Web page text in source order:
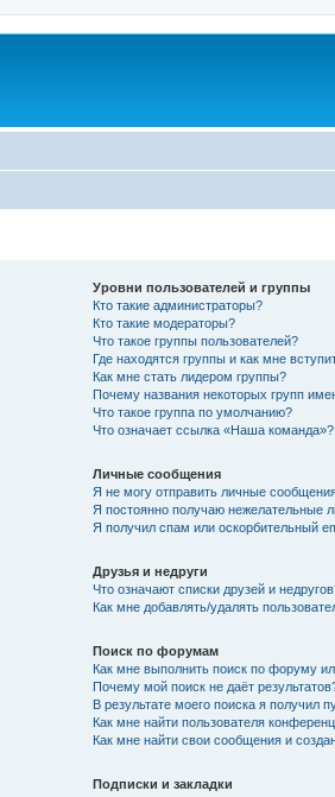
Уровни пользователей и группы
Кто такие администраторы?
Кто такие модераторы?
Что такое группы пользователей?
Где находятся группы и как мне
Как мне стать лидером группы?
Почему названия некоторых групп
Что такое группа по умолчанию?
Что означает ссылка «Наша команда»?
Личные сообщения
Я не могу отправить личные
Я постоянно получаю нежелательные
Я получил спам или оскорбительный
Друзья и недруги
Что означают списки друзей и
Как мне добавлять/удалять
Поиск по форумам
Как мне выполнить поиск по форуму
Почему мой поиск не даёт
В результате моего поиска я получил
Как мне найти пользователя
Как мне найти свои сообщения и
Подписки и закладки